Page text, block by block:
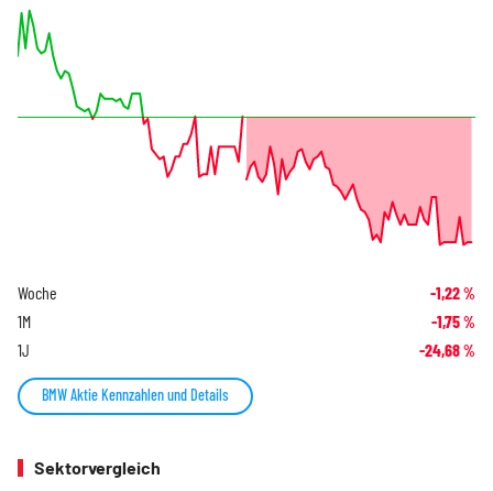
Woche -1,22%
1M -1,75%
1J -24,68%
BMW Aktie Kennzahlen und Details
Sektorvergleich